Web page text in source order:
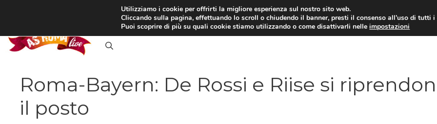
RASSEGNA STAMPA INTERVISTE CALCIOMERCATO CAMPIONATO
Roma-Bayern: De Rossi e Riise si
il posto
Utilizziamo i cookie per offrirti la migliore esperienza sul nostro sito web.
Cliccando sulla pagina, effettuando lo scroll o chiudendo il banner, presti il consenso all’uso di tutti i
Puoi scoprire di più su quali cookie stiamo utilizzando o come disattivarli nelleimpostazioni